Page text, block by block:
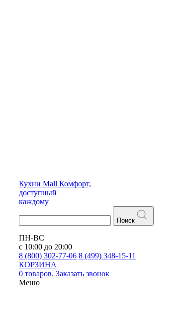
Кухни Mall Комфорт,
доступный
каждому
Поиск
ПН-ВС
с 10:00 до 20:00
8 (800) 302-77-06 8 (499) 348-15-11
КОРЗИНА
0 товаров. Заказать звонок
Меню